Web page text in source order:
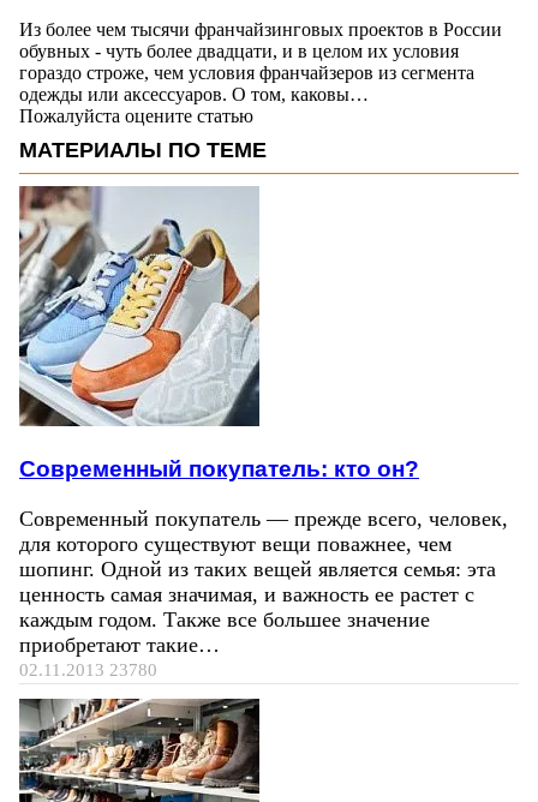
Из более чем тысячи франчайзинговых проектов в России
обувных - чуть более двадцати, и в целом их условия
гораздо строже, чем условия франчайзеров из сегмента
одежды или аксессуаров. О том, каковы…
Пожалуйста оцените статью
МАТЕРИАЛЫ ПО ТЕМЕ
Современный покупатель: кто он?
Современный покупатель — прежде всего, человек,
для которого существуют вещи поважнее, чем
шопинг. Одной из таких вещей является семья: эта
ценность самая значимая, и важность ее растет с
каждым годом. Также все большее значение
приобретают такие…
02.11.2013 23780